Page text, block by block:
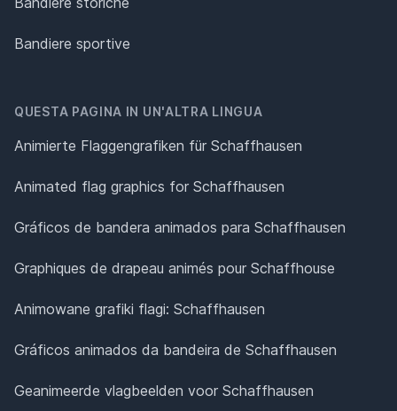
Bandiere sportive
QUESTA PAGINA IN UN'ALTRA LINGUA
Animierte Flaggengrafiken für Schaffhausen
Animated flag graphics for Schaffhausen
Gráficos de bandera animados para Schaffhausen
Graphiques de drapeau animés pour Schaffhouse
Animowane grafiki flagi: Schaffhausen
Gráficos animados da bandeira de Schaffhausen
Geanimeerde vlagbeelden voor Schaffhausen